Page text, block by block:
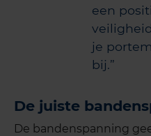
een
je
bij.
De juiste
De bandenspanning